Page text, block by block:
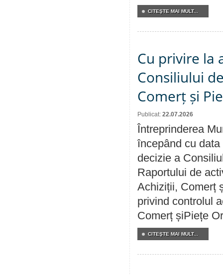
CITEŞTE MAI MULT...
Cu privire la
Consiliului
Comerț și
Publicat: 22.07.2026
Întreprinderea
începând cu
decizie a
Raportului de
Achiziții, Comerț
privind controlul
Comerț șiPiețe
CITEŞTE MAI MULT...